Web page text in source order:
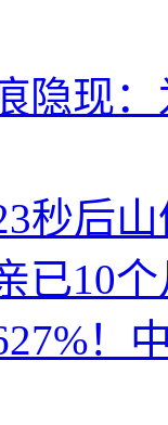
隐现
秒后
已10
！